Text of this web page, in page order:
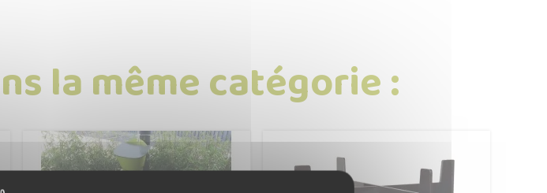
la même catégorie :